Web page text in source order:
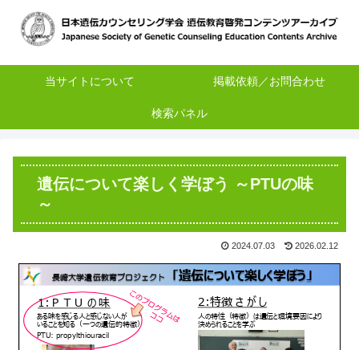
当サイトについて 掲載依頼／お問合わせ
検索パネル
遺伝について楽しく学ぼう ～PTUの味
～
2024.07.03 2026.02.12